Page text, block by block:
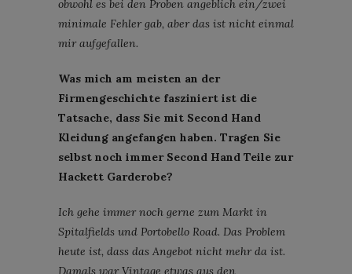
obwohl es bei den Proben angeblich ein/zwei
minimale Fehler gab, aber das ist nicht einmal
mir aufgefallen.
Was mich am meisten an der
Firmengeschichte fasziniert ist die
Tatsache, dass Sie mit Second Hand
Kleidung angefangen haben. Tragen Sie
selbst noch immer Second Hand Teile zur
Hackett Garderobe?
Ich gehe immer noch gerne zum Markt in
Spitalfields und Portobello Road. Das Problem
heute ist, dass das Angebot nicht mehr da ist.
Damals war Vintage etwas aus den